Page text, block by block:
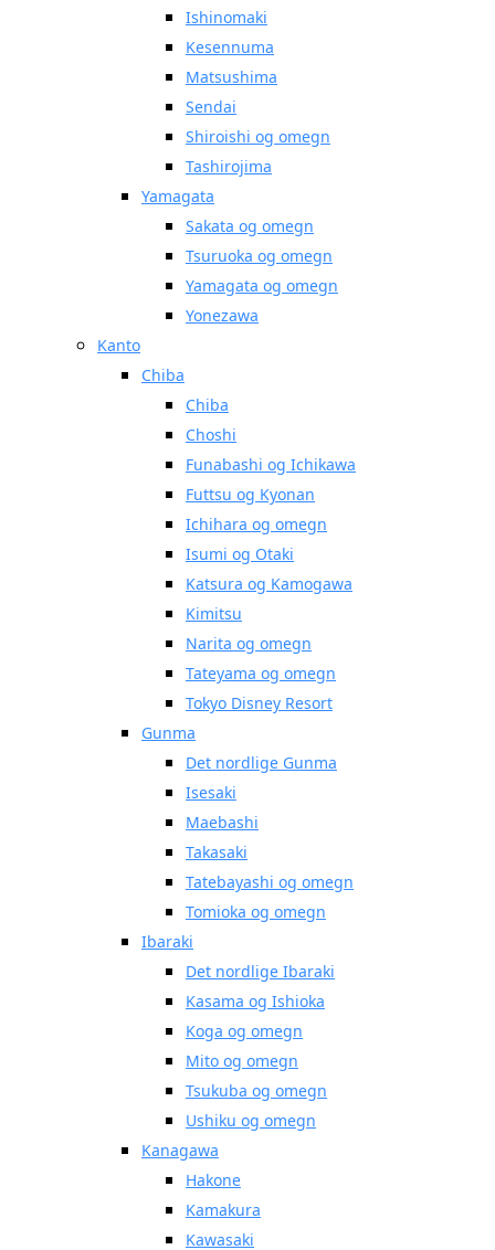
Ishinomaki
Kesennuma
Matsushima
Sendai
Shiroishi og omegn
Tashirojima
Yamagata
Sakata og omegn
Tsuruoka og omegn
Yamagata og omegn
Yonezawa
Kanto
Chiba
Chiba
Choshi
Funabashi og Ichikawa
Futtsu og Kyonan
Ichihara og omegn
Isumi og Otaki
Katsura og Kamogawa
Kimitsu
Narita og omegn
Tateyama og omegn
Tokyo Disney Resort
Gunma
Det nordlige Gunma
Isesaki
Maebashi
Takasaki
Tatebayashi og omegn
Tomioka og omegn
Ibaraki
Det nordlige Ibaraki
Kasama og Ishioka
Koga og omegn
Mito og omegn
Tsukuba og omegn
Ushiku og omegn
Kanagawa
Hakone
Kamakura
Kawasaki